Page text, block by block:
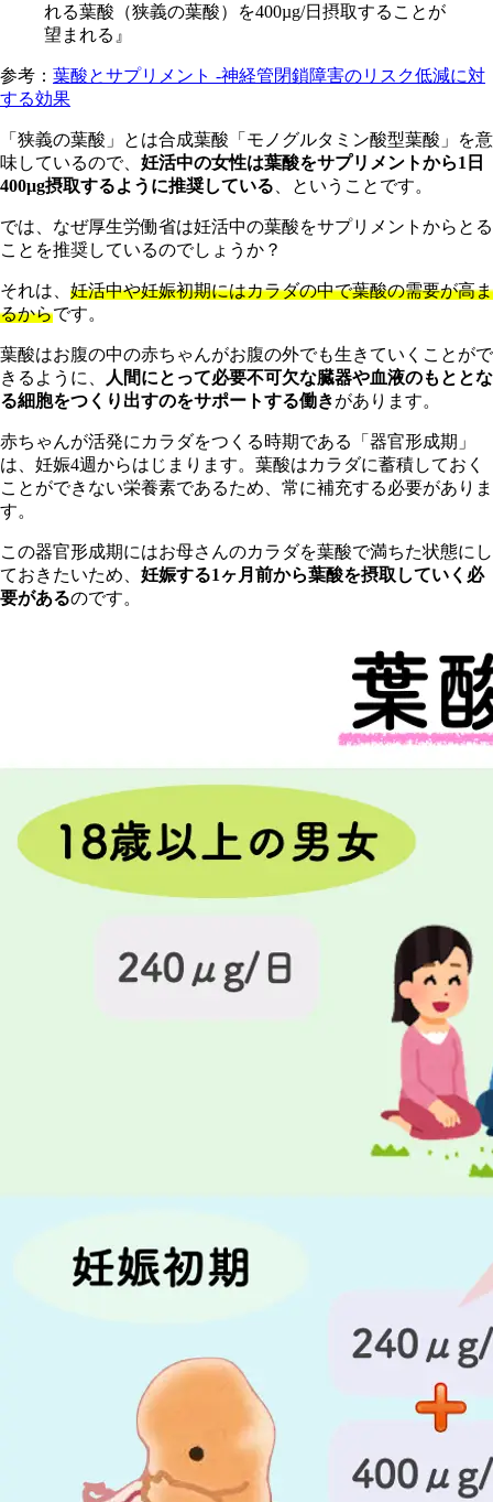
れる葉酸（狭義の葉酸）を400µg/日摂取することが
望まれる』
参考： 葉酸とサプリメント ‐神経管閉鎖障害のリスク低減に対
する効果
「狭義の葉酸」とは合成葉酸「モノグルタミン酸型葉酸」を意
味しているので、 妊活中の女性は葉酸をサプリメントから1日
400μg摂取するように推奨している 、ということです。
では、なぜ厚生労働省は妊活中の葉酸をサプリメントからとる
ことを推奨しているのでしょうか？
それは、 妊活中や妊娠初期にはカラダの中で葉酸の需要が高ま
るからです。
葉酸はお腹の中の赤ちゃんがお腹の外でも生きていくことがで
きるように、
人間にとって必要不可欠な臓器や血液のもととな
る細胞をつくり出すのをサポートする働きがあります。
赤ちゃんが活発にカラダをつくる時期である「器官形成期」
は、妊娠4週からはじまります。葉酸はカラダに蓄積しておく
ことができない栄養素であるため、常に補充する必要がありま
す。
この器官形成期にはお母さんのカラダを葉酸で満ちた状態にし
ておきたいため、 妊娠する1ヶ月前から葉酸を摂取していく必
要があるのです。